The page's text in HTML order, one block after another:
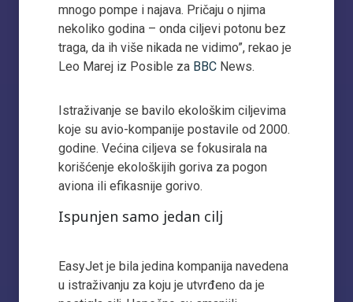
mnogo pompe i najava. Pričaju o njima
nekoliko godina – onda ciljevi potonu bez
traga, da ih više nikada ne vidimo”, rekao je
Leo Marej iz Posible za BBC News.
Istraživanje se bavilo ekološkim ciljevima
koje su avio-kompanije postavile od 2000.
godine. Većina ciljeva se fokusirala na
korišćenje ekološkijih goriva za pogon
aviona ili efikasnije gorivo.
Ispunjen samo jedan cilj
EasyJet je bila jedina kompanija navedena
u istraživanju za koju je utvrđeno da je